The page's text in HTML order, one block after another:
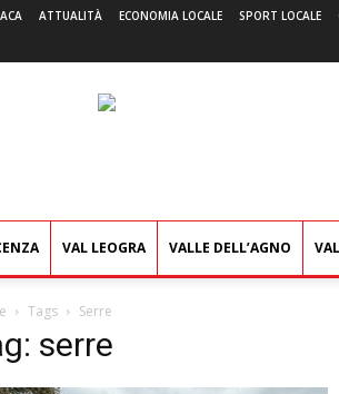
ATTUALITÀ ECONOMIA LOCALE SPORT LOCALE
VAL LEOGRA VALLE DELL’AGNO
Tags Serre
serre